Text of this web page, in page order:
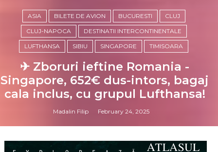
ASIA BILETE DE AVION BUCURESTI CLUJ
CLUJ-NAPOCA DESTINATII INTERCONTINENTALE
LUFTHANSA SIBIU SINGAPORE TIMISOARA
✈ Zboruri ieftine Romania -
Singapore, 652€ dus-intors, bagaj
cala inclus, cu grupul Lufthansa!
Madalin Filip February 24, 2025